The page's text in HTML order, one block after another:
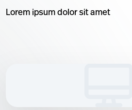
Lorem ipsum dolor sit amet